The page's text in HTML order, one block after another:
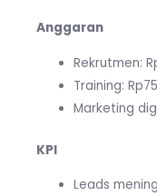
Anggaran
Rekrutmen:
Training:
Marketing
KPI
Leads